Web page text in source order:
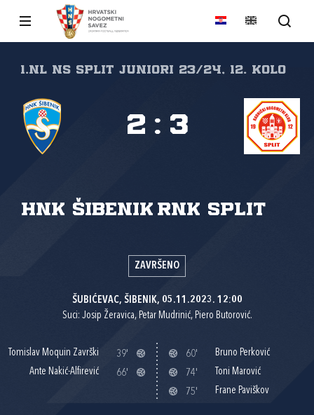
1.NL NS Split Juniori 23/24, 12. kolo
HNK Šibenik RNK Split
2 : 3
ZAVRŠENO
ŠUBIĆEVAC, ŠIBENIK, 05.11.2023. 12:00
Suci: Josip Žeravica, Petar Mudrinić, Piero Butorović.
Tomislav Moquin Završki
39'
Ante Nakić-Alfirević
66'
60'
Bruno Perković
74'
Toni Marović
75'
Frane Paviškov